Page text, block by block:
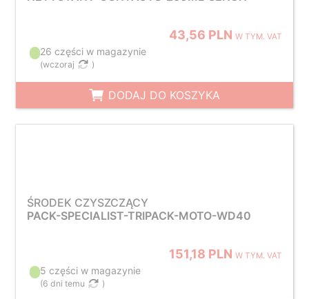
43,56 PLNW TYM. VAT
26 części w magazynie
(wczoraj )
DODAJ DO KOSZYKA
ŚRODEK CZYSZCZĄCY
PACK-SPECIALIST-TRIPACK-MOTO-WD40
151,18 PLNW TYM. VAT
5 części w magazynie
(6 dni temu )